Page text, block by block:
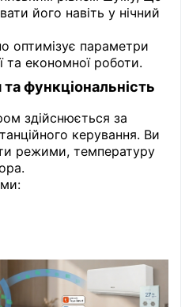
його навіть у нічний
оптимізує параметри
економної роботи.
функціональність
здійснюється за
керування. Ви
режими, температуру